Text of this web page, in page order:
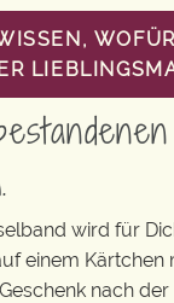
wird für
einem
nach